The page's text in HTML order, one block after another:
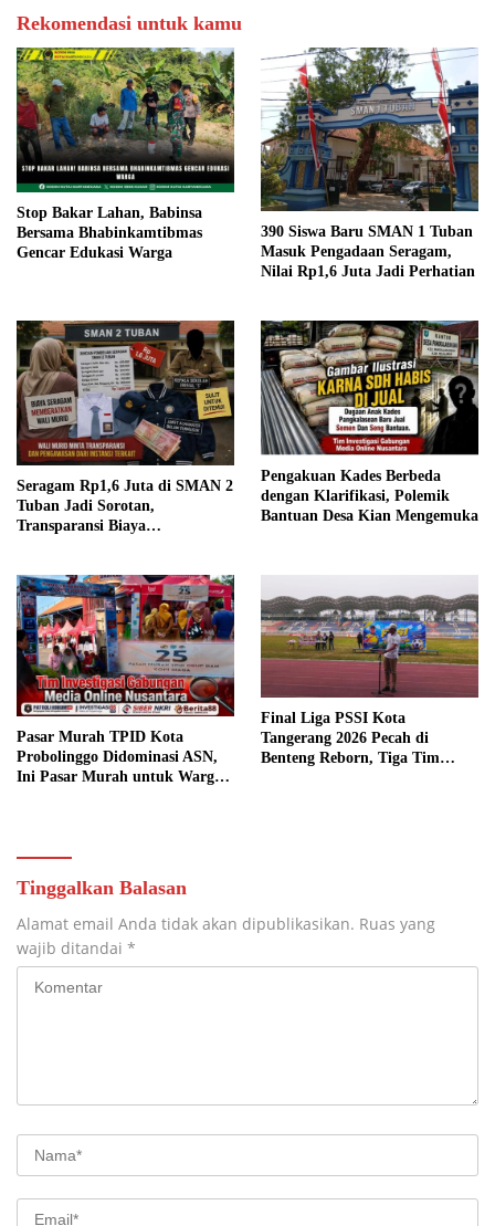
Rekomendasi untuk kamu
Stop Bakar Lahan, Babinsa
Bersama Bhabinkamtibmas
Gencar Edukasi Warga
390 Siswa Baru SMAN 1 Tuban
Masuk Pengadaan Seragam,
Nilai Rp1,6 Juta Jadi Perhatian
Seragam Rp1,6 Juta di SMAN 2
Tuban Jadi Sorotan,
Transparansi Biaya
Pengakuan Kades Berbeda
dengan Klarifikasi, Polemik
Bantuan Desa Kian Mengemuka
Pasar Murah TPID Kota
Probolinggo Didominasi ASN,
Ini Pasar Murah untuk Warga
Final Liga PSSI Kota
Tangerang 2026 Pecah di
Benteng Reborn, Tiga Tim
Tinggalkan Balasan
Alamat email Anda tidak akan dipublikasikan. Ruas yang
wajib ditandai *